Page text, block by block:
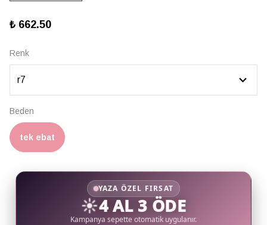
₺ 662.50
Renk
Beden
tek ebat
YAZA ÖZEL FIRSAT
☀️4 AL 3 ÖDE
Kampanya sepette otomatik uygulanır.